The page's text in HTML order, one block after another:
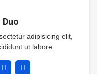
adipisicing elit,
ut labore.